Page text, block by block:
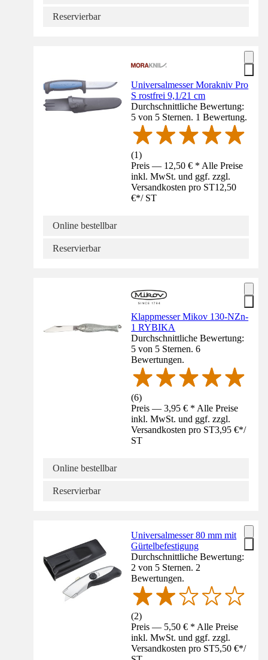
Reservierbar
Universalmesser Morakniv Pro
S rostfrei 9,1/21 cm
Durchschnittliche Bewertung:
5 von 5 Sternen. 1 Bewertung.
(1)
Preis — 12,50 € * Alle Preise
inkl. MwSt. und ggf. zzgl.
Versandkosten pro ST12,50
€*/ ST
Online bestellbar
Reservierbar
Klappmesser Mikov 130-NZn-
1 RYBIKA
Durchschnittliche Bewertung:
5 von 5 Sternen. 6
Bewertungen.
(6)
Preis — 3,95 € * Alle Preise
inkl. MwSt. und ggf. zzgl.
Versandkosten pro ST3,95 €*/
ST
Online bestellbar
Reservierbar
Universalmesser 80 mm mit
Gürtelbefestigung
Durchschnittliche Bewertung:
2 von 5 Sternen. 2
Bewertungen.
(2)
Preis — 5,50 € * Alle Preise
inkl. MwSt. und ggf. zzgl.
Versandkosten pro ST5,50 €*/